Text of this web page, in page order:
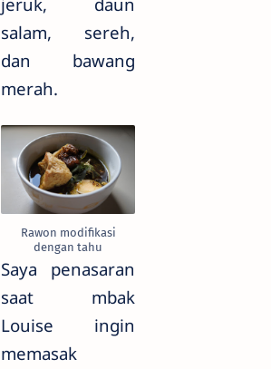
salam, sereh,
dan bawang
merah.
Rawon modifikasi
dengan tahu
Saya penasaran
saat mbak
Louise ingin
memasak